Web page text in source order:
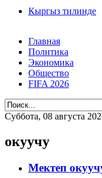
Кыргыз тилинде
Главная
Политика
Экономика
Общество
FIFA 2026
Суббота, 08 августа
окуучу
Мектеп